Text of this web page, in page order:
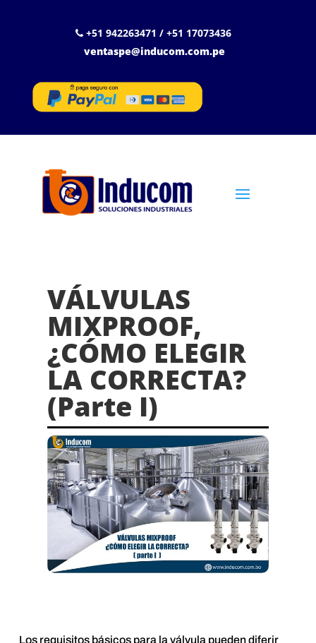
+51 942263471 / +51 17073436
ventaspe@inducom.com.pe
VÁLVULAS
MIXPROOF,
¿CÓMO ELEGIR
LA CORRECTA?
(Parte I)
Los requisitos básicos para la válvula pueden diferir